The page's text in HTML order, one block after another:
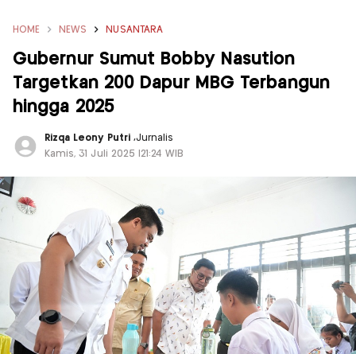
HOME NEWS NUSANTARA
Gubernur Sumut Bobby Nasution
Targetkan 200 Dapur MBG Terbangun
hingga 2025
Rizqa Leony Putri ,Jurnalis
Kamis, 31 Juli 2025 |21:24 WIB